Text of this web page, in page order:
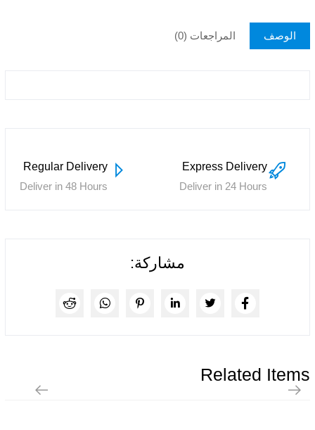
الوصف المراجعات (0)
Express Delivery
Deliver in 24 Hours
Regular Delivery
Deliver in 48 Hours
مشاركة:
Related Items